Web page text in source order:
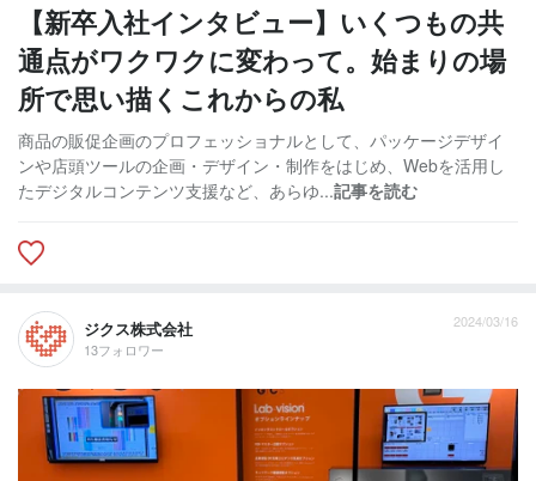
【新卒入社インタビュー】いくつもの共
通点がワクワクに変わって。始まりの場
所で思い描くこれからの私
商品の販促企画のプロフェッショナルとして、パッケージデザイ
ンや店頭ツールの企画・デザイン・制作をはじめ、Webを活用し
たデジタルコンテンツ支援など、あらゆ...記事を読む
ジクス株式会社
13フォロワー
2024/03/16